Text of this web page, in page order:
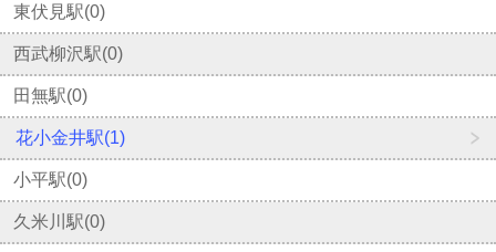
東伏見駅(0)
西武柳沢駅(0)
田無駅(0)
花小金井駅(1)
小平駅(0)
久米川駅(0)